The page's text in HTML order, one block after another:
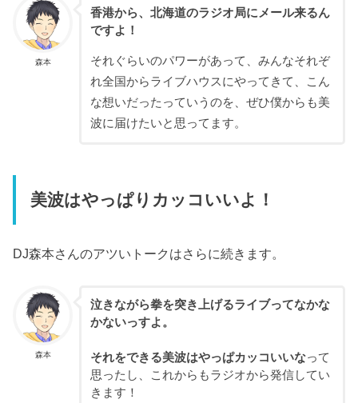
森本
香港から、北海道のラジオ局にメール来るん
ですよ！
それぐらいのパワーがあって、みんなそれぞ
れ全国からライブハウスにやってきて、こん
な想いだったっていうのを、ぜひ僕からも美
波に届けたいと思ってます。
美波はやっぱりカッコいいよ！
DJ森本さんのアツいトークはさらに続きます。
森本
泣きながら拳を突き上げるライブってなかな
かないっすよ。
それをできる美波はやっぱカッコいいなって
思ったし、これからもラジオから発信してい
きます！